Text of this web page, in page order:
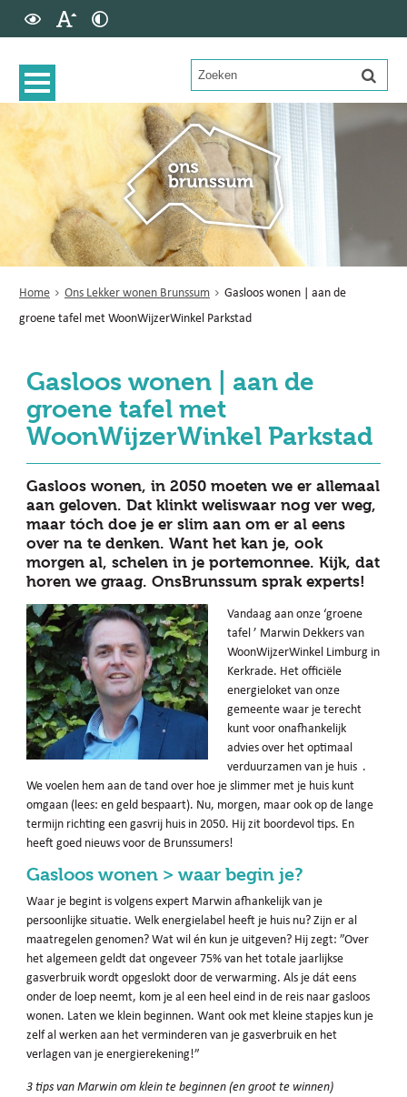
Home Ons Lekker wonen Brunssum
Gasloos wonen | aan de
groene tafel met WoonWijzerWinkel Parkstad
Gasloos wonen | aan de
groene tafel met
WoonWijzerWinkel Parkstad
Gasloos wonen, in 2050 moeten we er allemaal
aan geloven. Dat klinkt weliswaar nog ver weg,
maar tóch doe je er slim aan om er al eens
over na te denken. Want het kan je, ook
morgen al, schelen in je portemonnee. Kijk, dat
horen we graag. OnsBrunssum sprak experts!
Vandaag aan onze ‘groene
tafel ’ Marwin Dekkers van
WoonWijzerWinkel Limburg in
Kerkrade. Het officiële
energieloket van onze
gemeente waar je terecht
kunt voor onafhankelijk
advies over het optimaal
verduurzamen van je huis .
We voelen hem aan de tand over hoe je slimmer met je huis kunt
omgaan (lees: en geld bespaart). Nu, morgen, maar ook op de lange
termijn richting een gasvrij huis in 2050. Hij zit boordevol tips. En
heeft goed nieuws voor de Brunssumers!
Gasloos wonen > waar begin je?
Waar je begint is volgens expert Marwin afhankelijk van je
persoonlijke situatie. Welk energielabel heeft je huis nu? Zijn er al
maatregelen genomen? Wat wil én kun je uitgeven? Hij zegt: ”Over
het algemeen geldt dat ongeveer 75% van het totale jaarlijkse
gasverbruik wordt opgeslokt door de verwarming. Als je dát eens
onder de loep neemt, kom je al een heel eind in de reis naar gasloos
wonen. Laten we klein beginnen. Want ook met kleine stapjes kun je
zelf al werken aan het verminderen van je gasverbruik en het
verlagen van je energierekening!”
3 tips van Marwin om klein te beginnen (en groot te winnen)